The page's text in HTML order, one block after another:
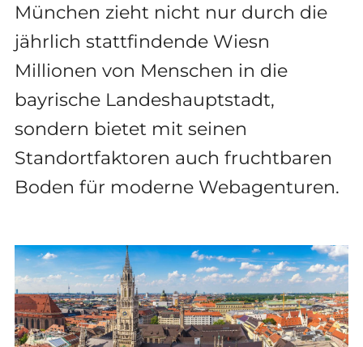
München zieht nicht nur durch die
jährlich stattfindende Wiesn
Millionen von Menschen in die
bayrische Landeshauptstadt,
sondern bietet mit seinen
Standortfaktoren auch fruchtbaren
Boden für moderne Webagenturen.